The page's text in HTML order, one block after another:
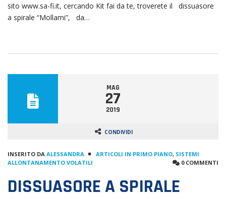
sito www.sa-fi.it, cercando Kit fai da te, troverete il dissuasore
a spirale “Mollami”, da…
MAG
27
2019
CONDIVIDI
INSERITO DA ALESSANDRA ARTICOLI IN PRIMO PIANO, SISTEMI
ALLONTANAMENTO VOLATILI
0 COMMENTI
DISSUASORE A SPIRALE